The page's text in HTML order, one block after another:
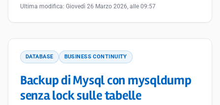
Ultima modifica: Giovedì 26 Marzo 2026, alle 09:57
DATABASE BUSINESS CONTINUITY
Backup di Mysql con mysqldump
senza lock sulle tabelle